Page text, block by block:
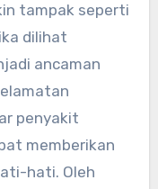
tampak seperti
dilihat
ancaman
penyakit
memberikan
hati. Oleh